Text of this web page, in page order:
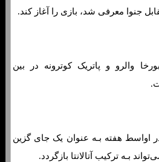
جنوا معرفی شد، بازی را آغاز کند.
والرو و پاتریک کوترونه در بین
اواسط هفته بـه عنوان یک جای گزین
بـه ترکیب آتالانتا بازگردد.